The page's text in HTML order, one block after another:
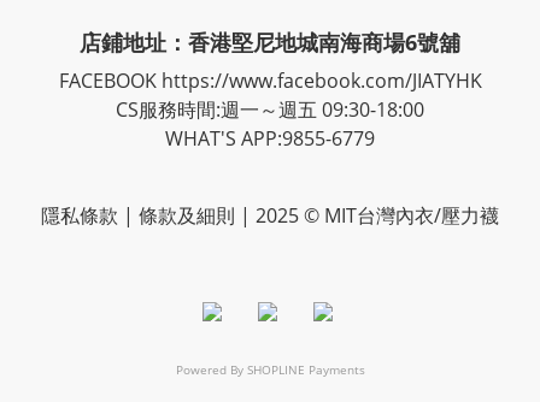
店鋪地址：香港堅尼地城南海商場6號舖
FACEBOOK https://www.facebook.com/JIATYHK
CS服務時間:週一～週五 09:30-18:00
WHAT'S APP:9855-6779
隱私條款 | 條款及細則 | 2025 © MIT台灣內衣/壓力襪
Powered By SHOPLINE Payments